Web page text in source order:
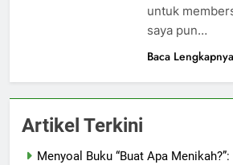
untuk
saya pun…
Baca Lengkapnya
Artikel Terkini
Menyoal Buku “Buat Apa